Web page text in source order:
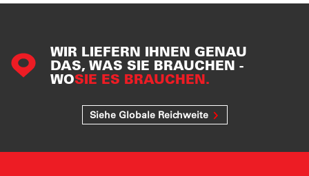
WIR LIEFERN IHNEN GENAU
DAS, WAS SIE BRAUCHEN -
WOSIE ES BRAUCHEN.
Siehe Globale Reichweite